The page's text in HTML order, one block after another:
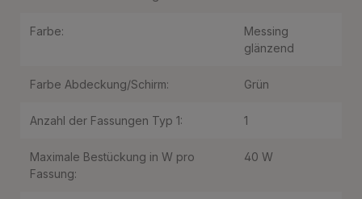
Farbe:
Messing
glänzend
Farbe Abdeckung/Schirm: Grün
Anzahl der Fassungen Typ 1: 1
Maximale Bestückung in W pro
Fassung:
40 W